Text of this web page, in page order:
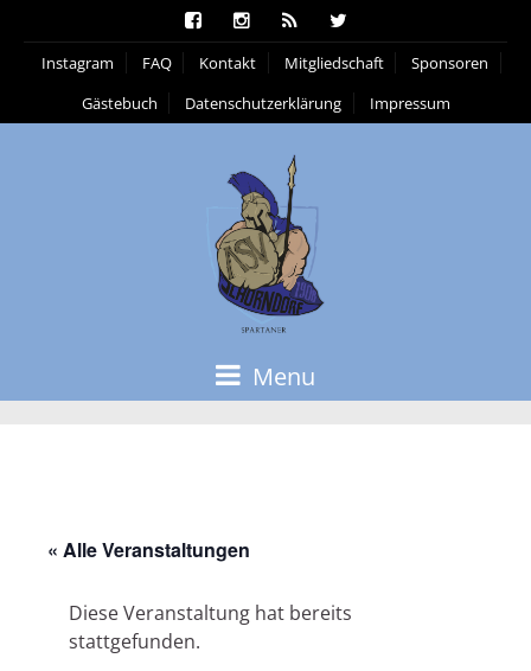
Instagram FAQ Kontakt Mitgliedschaft
Sponsoren
Gästebuch
Datenschutzerklärung Impressum
Menu
« Alle Veranstaltungen
Diese Veranstaltung hat bereits
stattgefunden.